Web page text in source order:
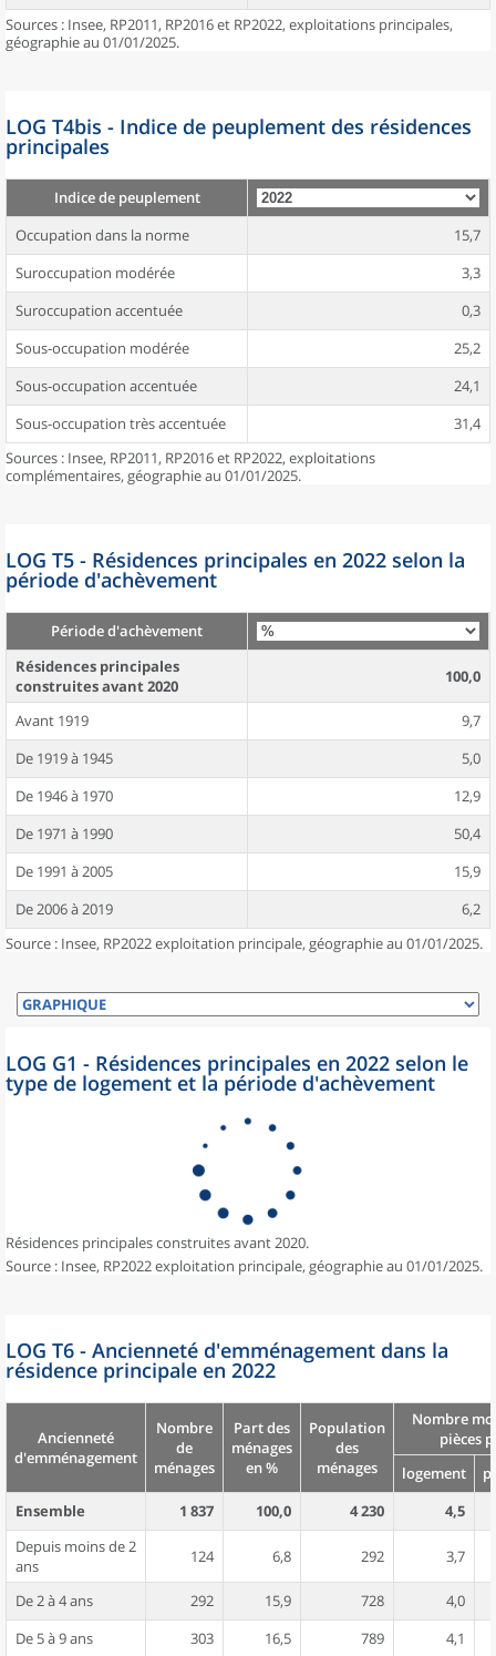
Sources : Insee, RP2011, RP2016 et RP2022, exploitations principales,
géographie au 01/01/2025.
LOG T4bis - Indice de peuplement des résidences
principales
Indice de peuplement
Occupation dans la norme
15,7
Suroccupation modérée
3,3
Suroccupation accentuée
0,3
Sous-occupation modérée
25,2
Sous-occupation accentuée
24,1
Sous-occupation très accentuée
31,4
Sources : Insee, RP2011, RP2016 et RP2022, exploitations
complémentaires, géographie au 01/01/2025.
LOG T5 - Résidences principales en 2022 selon la
période d'achèvement
Période d'achèvement
Résidences principales
construites avant 2020
100,0
Avant 1919
9,7
De 1919 à 1945
5,0
De 1946 à 1970
12,9
De 1971 à 1990
50,4
De 1991 à 2005
15,9
De 2006 à 2019
6,2
Source : Insee, RP2022 exploitation principale, géographie au 01/01/2025.
LOG G1 - Résidences principales en 2022 selon le
type de logement et la période d'achèvement
Résidences principales construites avant 2020.
Source : Insee, RP2022 exploitation principale, géographie au 01/01/2025.
LOG T6 - Ancienneté d'emménagement dans la
résidence principale en 2022
Ancienneté
d'emménagement
Nombre
de
ménages
Part des
ménages
en %
Population
des
ménages
Nombre
pièces
logement
Ensemble
1 837 100,0 4 230
4,5
Depuis moins de 2
ans
124 6,8 292 3,7
De 2 à 4 ans 292 15,9 728
4,0
De 5 à 9 ans
303 16,5 789
4,1